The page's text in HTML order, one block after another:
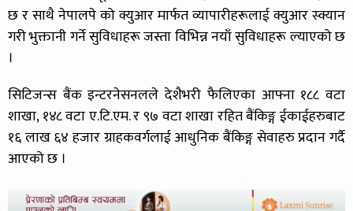
छ र साथै नेपालपे को क्युआर मार्फत व्यापारीहरूलाई क्युआर स्क्यान
गरी भुक्तानी गर्ने सुविधाहरू जस्ता विभिन्न नयाँ सुविधाहरू ल्याएको छ
।
सिटिजन्स बैंक इन्टरनेसनलले देशैभरी फैलिएका आफ्ना १८८ वटा
शाखा, १४८ वटा ए.टि.एम. र ९७ वटा शाखा रहित बैंकिङ्ग ईकाईहरुबाट
१६ लाख ६४ हजार ग्राहकवर्गलाई आधुनिक बैंकिङ्ग सेवाहरु प्रदान गर्दै
आएको छ ।